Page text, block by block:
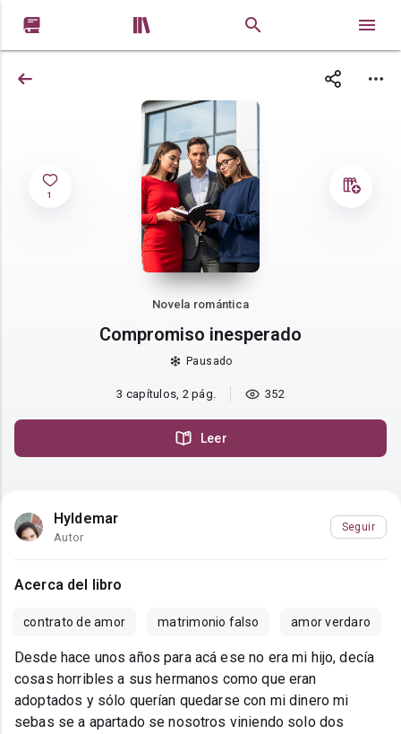
 
1
Novela romántica
Compromiso inesperado
Pausado
3 capítulos, 2 pág. 352
Leer
Hyldemar
Autor
Seguir
Acerca del libro
contrato de amor matrimonio falso amor verdaro
Desde hace unos años para acá ese no era mi hijo, decía
cosas horribles a sus hermanos como que eran
adoptados y sólo querían quedarse con mi dinero mi
sebas se a apartado se nosotros viniendo solo dos